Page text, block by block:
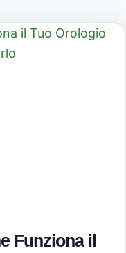
Funziona il